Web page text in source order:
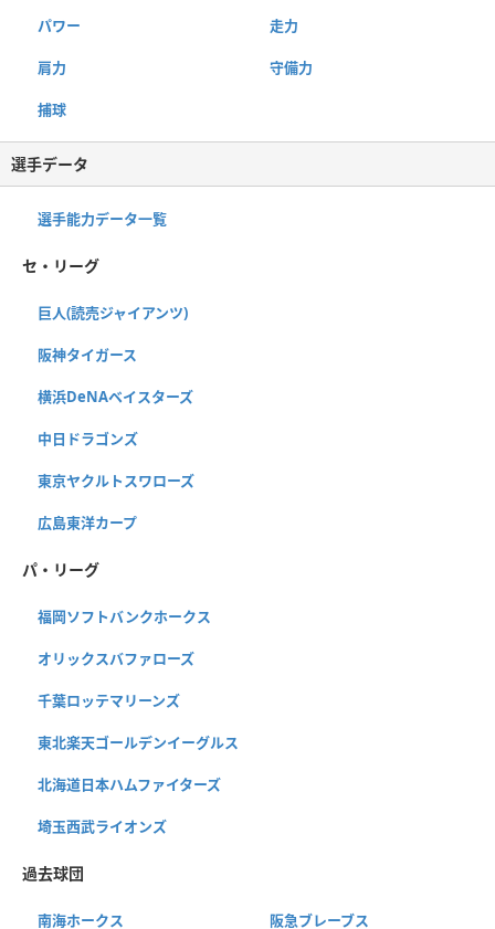
パワー 走力
肩力 守備力
捕球
選手データ
選手能力データ一覧
セ・リーグ
巨人(読売ジャイアンツ)
阪神タイガース
横浜DeNAベイスターズ
中日ドラゴンズ
東京ヤクルトスワローズ
広島東洋カープ
パ・リーグ
福岡ソフトバンクホークス
オリックスバファローズ
千葉ロッテマリーンズ
東北楽天ゴールデンイーグルス
北海道日本ハムファイターズ
埼玉西武ライオンズ
過去球団
南海ホークス 阪急ブレーブス